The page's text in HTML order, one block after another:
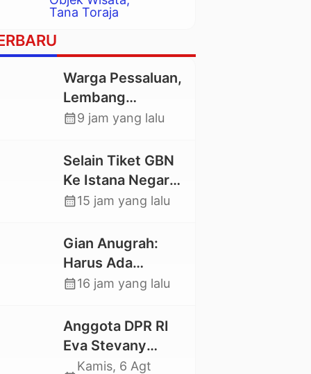
Tana Toraja
Ditangkap Polisi
Warga Pessaluan,
Lembang
Gandangbatu
Jalan Kabupaten
calendar_month9 jam yang lalu
Selain Tiket GBN
Ke Istana Negara,
Mahasiswa UKI
juga Lolos ke
Pekan Seni
Mahasiswa
calendar_month15 jam yang lalu
Gian Anugrah:
Harus Ada
Kepastian Hukum
Agar Keluarga
tidak Larut dalam
Trauma dan
calendar_month16 jam yang lalu
Anggota DPR RI
Eva Stevany
Rataba Salurkan
Kamis, 6 Agt